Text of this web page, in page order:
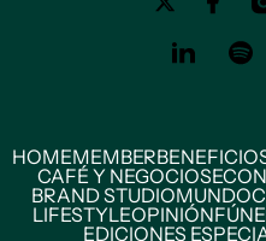
HOMEMEMBER
CAFÉ Y NEGOCIOS
BRAND STUDIOMUNDO
LIFESTYLEOPINIÓN
EDICIONES